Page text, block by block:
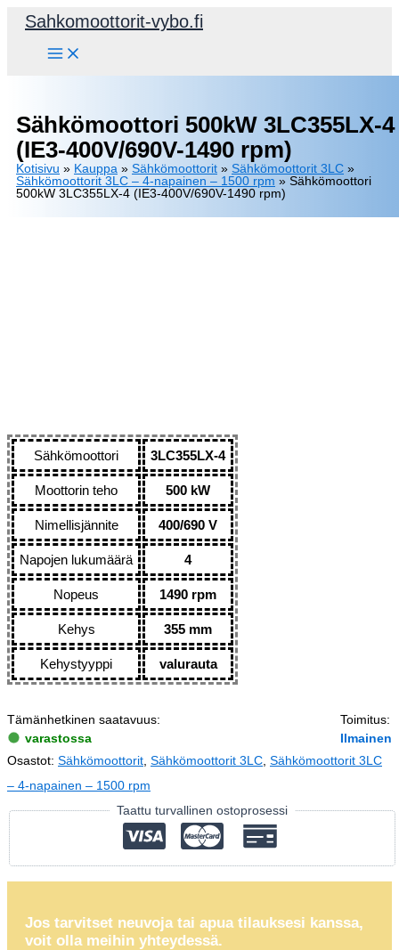
Siirry
Sahkomoottorit-vybo.fi
Sähkömoottori 500kW 3LC355LX-4
(IE3-400V/690V-1490 rpm)
Kotisivu » Kauppa » Sähkömoottorit » Sähkömoottorit 3LC »
Sähkömoottorit 3LC – 4-napainen – 1500 rpm » Sähkömoottori
500kW 3LC355LX-4 (IE3-400V/690V-1490 rpm)
Sähkömoottori 3LC355LX-4
Moottorin teho 500 kW
Nimellisjännite 400/690 V
Napojen lukumäärä 4
Nopeus 1490 rpm
Kehys 355 mm
Kehystyyppi valurauta
Tämänhetkinen saatavuus:
varastossa
Toimitus:
Ilmainen
Osastot: Sähkömoottorit Sähkömoottorit 3LC Sähkömoottorit 3LC
– 4-napainen – 1500 rpm
Taattu turvallinen ostoprosessi
Jos tarvitset neuvoja tai apua tilauksesi kanssa,
voit olla meihin yhteydessä.